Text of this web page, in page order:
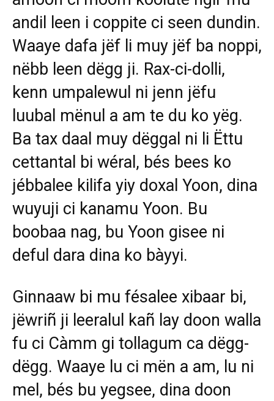
andil leen i coppite ci seen dundin.
Waaye dafa jëf li muy jëf ba noppi,
nëbb leen dëgg ji. Rax-ci-dolli,
kenn umpalewul ni jenn jëfu
luubal mënul a am te du ko yëg.
Ba tax daal muy dëggal ni li Ëttu
cettantal bi wéral, bés bees ko
jébbalee kilifa yiy doxal Yoon, dina
wuyuji ci kanamu Yoon. Bu
boobaa nag, bu Yoon gisee ni
deful dara dina ko bàyyi.
Ginnaaw bi mu fésalee xibaar bi,
jëwriñ ji leeralul kañ lay doon walla
fu ci Càmm gi tollagum ca dëgg-
dëgg. Waaye lu ci mën a am, lu ni
mel, bés bu yegsee, dina doon